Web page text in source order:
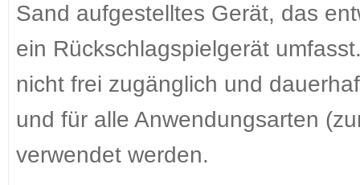
Sand aufgestelltes Gerät, das
ein Rückschlagspielgerät
nicht frei zugänglich und
und für alle Anwendungsarten
verwendet werden.